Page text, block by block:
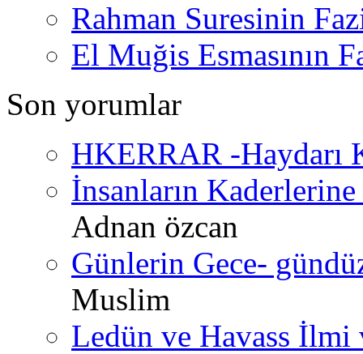
Rahman Suresinin
El Muğis Esmasının
Son yorumlar
HKERRAR -Haydarı
İnsanların
Adnan özcan
Günlerin Gece-
Muslim
Ledün ve Havass İlmi